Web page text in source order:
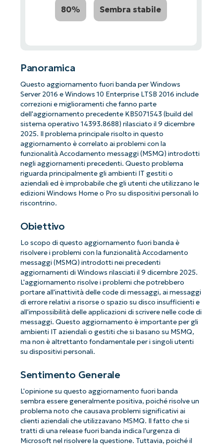
80% Sembra stabile
Panoramica
Questo aggiornamento fuori banda per Windows
Server 2016 e Windows 10 Enterprise LTSB 2016 include
correzioni e miglioramenti che fanno parte
dell'aggiornamento precedente KB5071543 (build del
sistema operativo 14393.8688) rilasciato il 9 dicembre
2025. Il problema principale risolto in questo
aggiornamento è correlato ai problemi con la
funzionalità Accodamento messaggi (MSMQ) introdotti
negli aggiornamenti precedenti. Questo problema
riguarda principalmente gli ambienti IT gestiti o
aziendali ed è improbabile che gli utenti che utilizzano le
edizioni Windows Home o Pro su dispositivi personali lo
riscontrino.
Obiettivo
Lo scopo di questo aggiornamento fuori banda è
risolvere i problemi con la funzionalità Accodamento
messaggi (MSMQ) introdotti nei precedenti
aggiornamenti di Windows rilasciati il ​​9 dicembre 2025.
L'aggiornamento risolve i problemi che potrebbero
portare all'inattività delle code di messaggi, ai messaggi
di errore relativi a risorse o spazio su disco insufficienti e
all'impossibilità delle applicazioni di scrivere nelle code di
messaggi. Questo aggiornamento è importante per gli
ambienti IT aziendali o gestiti che si basano su MSMQ,
ma non è altrettanto fondamentale per i singoli utenti
su dispositivi personali.
Sentimento Generale
L'opinione su questo aggiornamento fuori banda
sembra essere generalmente positiva, poiché risolve un
problema noto che causava problemi significativi ai
clienti aziendali che utilizzavano MSMQ. Il fatto che si
tratti di una release fuori banda indica l'urgenza di
Microsoft nel risolvere la questione. Tuttavia, poiché il